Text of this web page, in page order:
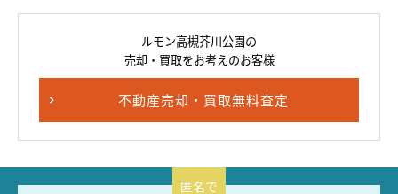
ルモン高槻芥川公園の
売却・買取をお考えのお客様
不動産売却・買取無料査定